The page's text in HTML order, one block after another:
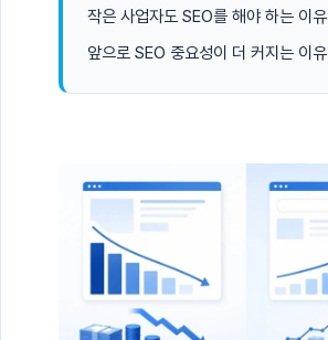
작은 사업자도 SEO를 해야 하는 이유
앞으로 SEO 중요성이 더 커지는 이유